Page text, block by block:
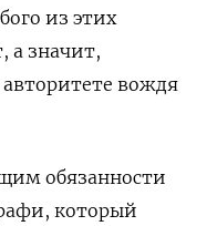
из этих
а значит,
вождя
обязанности
который